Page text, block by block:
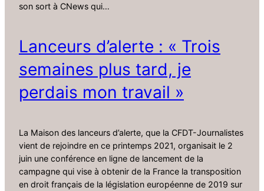
son sort à CNews qui…
Lanceurs d’alerte : « Trois
semaines plus tard, je
perdais mon travail »
La Maison des lanceurs d’alerte, que la CFDT-Journalistes
vient de rejoindre en ce printemps 2021, organisait le 2
juin une conférence en ligne de lancement de la
campagne qui vise à obtenir de la France la transposition
en droit français de la législation européenne de 2019 sur